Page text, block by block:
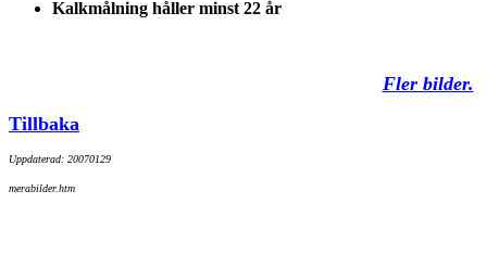
Kalkmålning håller minst 22 år
Fler bilder.
Tillbaka
Uppdaterad: 20070129
merabilder.htm